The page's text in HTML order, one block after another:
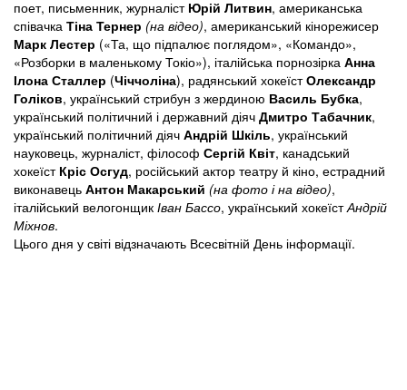
поет, письменник, журналіст Юрій Литвин, американська
співачка Тіна Тернер (на відео), американський кінорежисер
Марк Лестер («Та, що підпалює поглядом», «Командо»,
«Розборки в маленькому Токіо»), італійська порнозірка Анна
Ілона Сталлер (Чіччоліна), радянський хокеїстОлександр
Голіков, український стрибун з жердиною Василь Бубка,
український політичний і державний діяч Дмитро Табачник,
український політичний діяч Андрій Шкіль, український
науковець, журналіст, філософ Сергій Квіт, канадський
хокеїст Кріс Осгуд, російський актор театру й кіно, естрадний
виконавець Антон Макарський (на фото і на відео),
італійський велогонщик Іван Бассо, український хокеїстАндрій
Міхнов.
Цього дня у світі відзначають Всесвітній День інформації.